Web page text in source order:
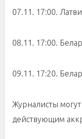
07.11. 17:00.
08.11. 17:00.
09.11. 17:20.
Журналисты
действующим